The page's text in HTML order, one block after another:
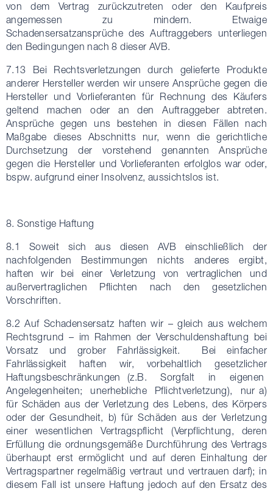
von dem Vertrag zurückzutreten oder den Kaufpreis
angemessen zu mindern. Etwaige
Schadensersatzansprüche des Auftraggebers unterliegen
den Bedingungen nach 8 dieser AVB.
7.13 Bei Rechtsverletzungen durch gelieferte Produkte
anderer Hersteller werden wir unsere Ansprüche gegen die
Hersteller und Vorlieferanten für Rechnung des Käufers
geltend machen oder an den Auftraggeber abtreten.
Ansprüche gegen uns bestehen in diesen Fällen nach
Maßgabe dieses Abschnitts nur, wenn die gerichtliche
Durchsetzung der vorstehend genannten Ansprüche
gegen die Hersteller und Vorlieferanten erfolglos war oder,
bspw. aufgrund einer Insolvenz, aussichtslos ist.
8. Sonstige Haftung
8.1 Soweit sich aus diesen AVB einschließlich der
nachfolgenden Bestimmungen nichts anderes ergibt,
haften wir bei einer Verletzung von vertraglichen und
außervertraglichen Pflichten nach den gesetzlichen
Vorschriften.
8.2 Auf Schadensersatz haften wir – gleich aus welchem
Rechtsgrund – im Rahmen der Verschuldenshaftung bei
Vorsatz und grober Fahrlässigkeit. Bei einfacher
Fahrlässigkeit haften wir, vorbehaltlich gesetzlicher
Haftungsbeschränkungen (z.B. Sorgfalt in eigenen
Angelegenheiten; unerhebliche Pflichtverletzung), nur a)
für Schäden aus der Verletzung des Lebens, des Körpers
oder der Gesundheit, b) für Schäden aus der Verletzung
einer wesentlichen Vertragspflicht (Verpflichtung, deren
Erfüllung die ordnungsgemäße Durchführung des Vertrags
überhaupt erst ermöglicht und auf deren Einhaltung der
Vertragspartner regelmäßig vertraut und vertrauen darf); in
diesem Fall ist unsere Haftung jedoch auf den Ersatz des